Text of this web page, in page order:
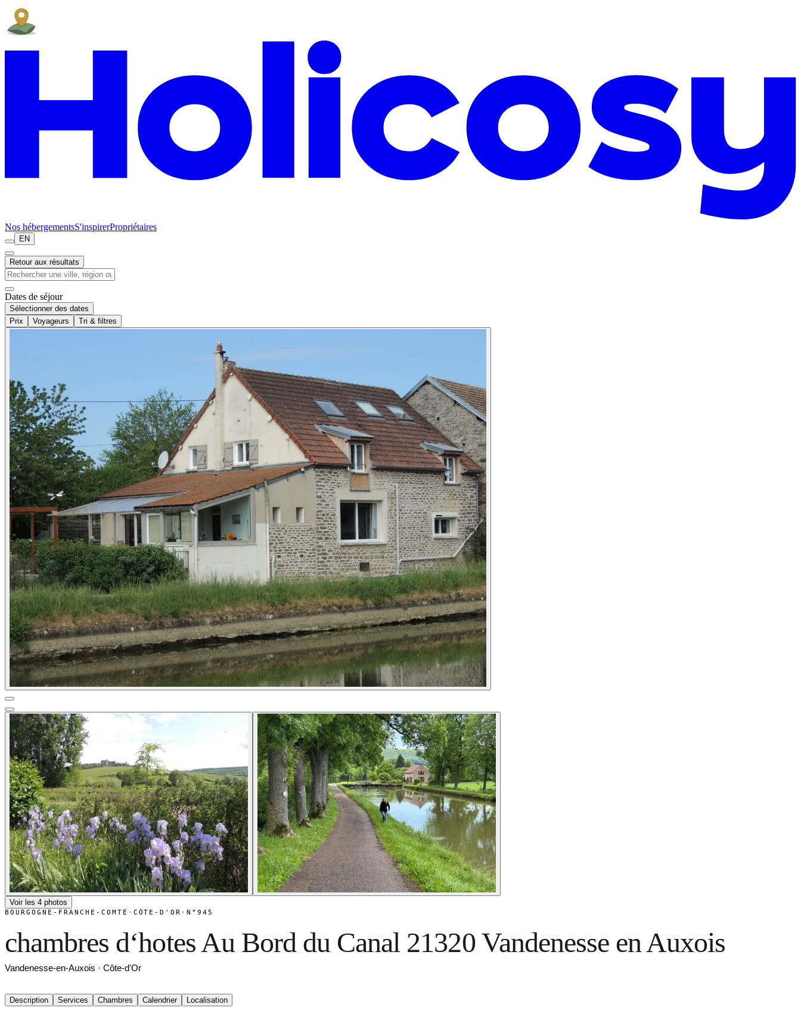
Nos hébergementsS'inspirerPropriétaires
EN
Retour aux résultats
Dates de séjour
Sélectionner des dates
Prix
Voyageurs Tri & filtres
Voir les 4 photos
BOURGOGNE-FRANCHE-COMTÉ · CÔTE-D'OR ·N°945
chambres d‘hotes Au Bord du Canal 21320 Vandenesse en Auxois
Vandenesse-en-Auxois · Côte-d'Or
Description Services Chambres Calendrier Localisation